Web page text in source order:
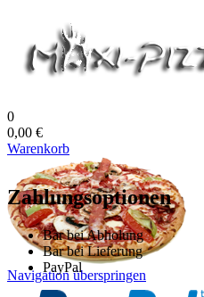
0
0,00 €
Warenkorb
Navigation überspringen
Zahlungsoptionen
Bar bei Abholung
Bar bei Lieferung
PayPal